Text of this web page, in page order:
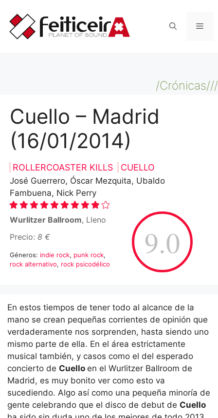
contenido
/Crónicas///
Cuello – Madrid
(16/01/2014)
ROLLERCOASTER KILLS CUELLO
José Guerrero, Óscar Mezquita, Ubaldo
Fambuena, Nick Perry
9.0
Wurlitzer Ballroom, Lleno
Precio: 8 €
Géneros: indie rock, punk rock,
rock alternativo, rock psicodélico
En estos tiempos de tener todo al alcance de la
mano se crean pequeñas corrientes de opinión que
verdaderamente nos sorprenden, hasta siendo uno
mismo parte de ella. En el área estrictamente
musical también, y casos como el del esperado
concierto de Cuello en el Wurlitzer Ballroom de
Madrid, es muy bonito ver como esto va
sucediendo. Algo así como una pequeña minoría de
gente celebrando que el disco de debut de Cuello